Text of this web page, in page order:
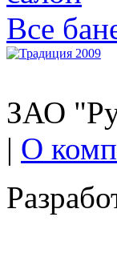
Все
ЗАО
| О